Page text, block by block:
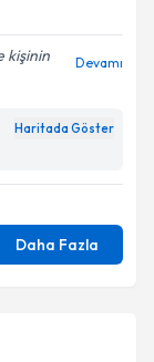
kişinin
Devamı
Haritada Göster
Daha Fazla